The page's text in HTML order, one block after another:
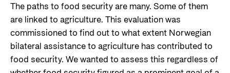
The paths to food security are many. Some of them
are linked to agriculture. This evaluation was
commissioned to find out to what extent Norwegian
bilateral assistance to agriculture has contributed to
food security. We wanted to assess this regardless of